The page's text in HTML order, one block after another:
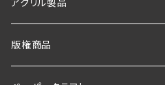
アクリル製品
版権商品